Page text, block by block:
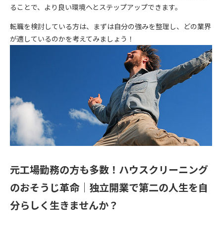
ることで、より良い環境へとステップアップできます。
転職を検討している方は、まずは自分の強みを整理し、どの業界
が適しているのかを考えてみましょう！
元工場勤務の方も多数！ハウスクリーニング
のおそうじ革命｜独立開業で第二の人生を自
分らしく生きませんか？